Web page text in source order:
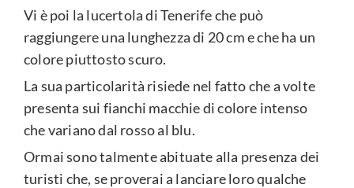
Vi è poi la lucertola di Tenerife che può
raggiungere una lunghezza di 20 cm e che ha un
colore piuttosto scuro.
La sua particolarità risiede nel fatto che a volte
presenta sui fianchi macchie di colore intenso
che variano dal rosso al blu.
Ormai sono talmente abituate alla presenza dei
turisti che, se proverai a lanciare loro qualche